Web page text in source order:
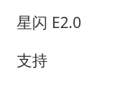
星闪 E2.0
支持